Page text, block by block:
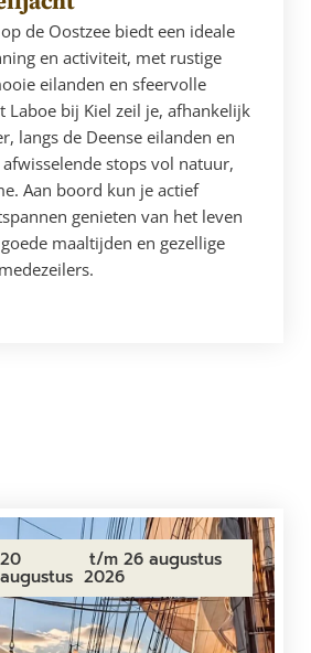
de Oostzee biedt een ideale
en activiteit, met rustige
eilanden en sfeervolle
Laboe bij Kiel zeil je, afhankelijk
langs de Deense eilanden en
stops vol natuur,
Aan boord kun je actief
genieten van het leven
maaltijden en gezellige
20
augustus
t/m 26 augustus
2026